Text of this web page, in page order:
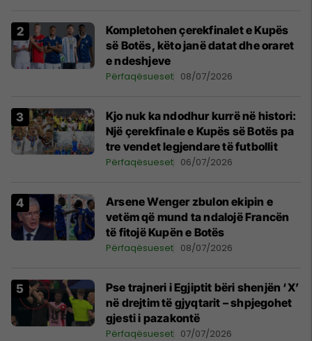
Kompletohen çerekfinalet e Kupës
së Botës, këto janë datat dhe oraret
e ndeshjeve
Përfaqësueset 08/07/2026
Kjo nuk ka ndodhur kurrë në histori:
Një çerekfinale e Kupës së Botës pa
tre vendet legjendare të futbollit
Përfaqësueset 06/07/2026
Arsene Wenger zbulon ekipin e
vetëm që mund ta ndalojë Francën
të fitojë Kupën e Botës
Përfaqësueset 08/07/2026
Pse trajneri i Egjiptit bëri shenjën ‘X’
në drejtim të gjyqtarit – shpjegohet
gjesti i pazakontë
Përfaqësueset 07/07/2026